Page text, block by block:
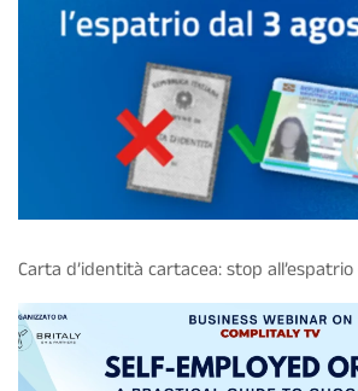
Carta d’identità cartacea: stop